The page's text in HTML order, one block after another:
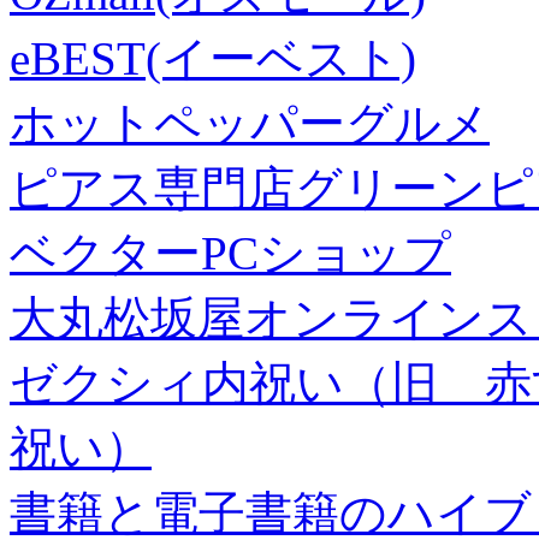
eBEST(イーベスト)
ホットペッパーグルメ
ピアス専門店グリーン
ベクターPCショップ
大丸松坂屋オンライン
ゼクシィ内祝い（旧 赤
祝い）
書籍と電子書籍のハイ